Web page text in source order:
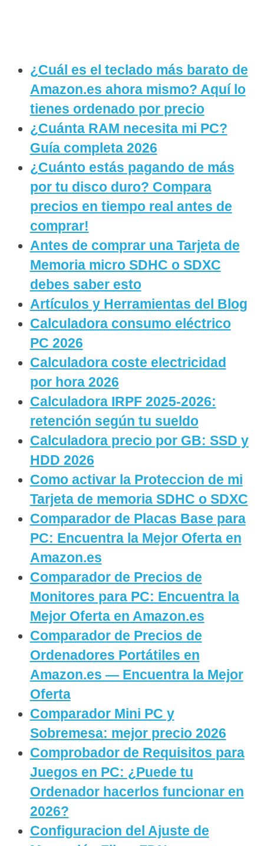
¿Cuál es el teclado más barato de
Amazon.es ahora mismo? Aquí lo
tienes ordenado por precio
¿Cuánta RAM necesita mi PC?
Guía completa 2026
¿Cuánto estás pagando de más
por tu disco duro? Compara
precios en tiempo real antes de
comprar!
Antes de comprar una Tarjeta de
Memoria micro SDHC o SDXC
debes saber esto
Artículos y Herramientas del Blog
Calculadora consumo eléctrico
PC 2026
Calculadora coste electricidad
por hora 2026
Calculadora IRPF 2025-2026:
retención según tu sueldo
Calculadora precio por GB: SSD y
HDD 2026
Como activar la Proteccion de mi
Tarjeta de memoria SDHC o SDXC
Comparador de Placas Base para
PC: Encuentra la Mejor Oferta en
Amazon.es
Comparador de Precios de
Monitores para PC: Encuentra la
Mejor Oferta en Amazon.es
Comparador de Precios de
Ordenadores Portátiles en
Amazon.es — Encuentra la Mejor
Oferta
Comparador Mini PC y
Sobremesa: mejor precio 2026
Comprobador de Requisitos para
Juegos en PC: ¿Puede tu
Ordenador hacerlos funcionar en
2026?
Configuracion del Ajuste de